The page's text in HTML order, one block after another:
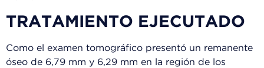
TRATAMIENTO EJECUTADO
Como el examen tomográfico presentó un remanente
óseo de 6,79 mm y 6,29 mm en la región de los